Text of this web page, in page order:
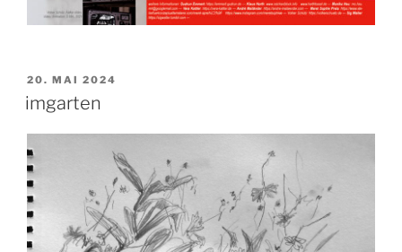
VERÖFFENTLICHT
AM
20. MAI 2024
imgarten